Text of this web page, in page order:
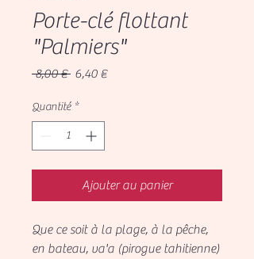
Porte-clé flottant
"Palmiers"
8,00 € Prix
6,40 €Prix
Quantité *
Ajouter au panier
Que ce soit à la plage, à la pêche,
en bateau, va'a (pirogue tahitienne)